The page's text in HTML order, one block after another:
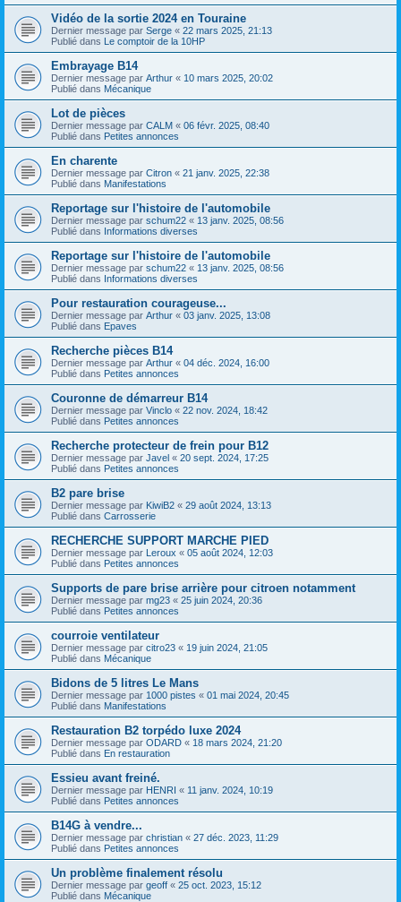
Vidéo de la sortie 2024 en Touraine
Dernier message par Serge « 22 mars 2025, 21:13
Publié dans Le comptoir de la 10HP
Embrayage B14
Dernier message par Arthur « 10 mars 2025, 20:02
Publié dans Mécanique
Lot de pièces
Dernier message par CALM « 06 févr. 2025, 08:40
Publié dans Petites annonces
En charente
Dernier message par Citron « 21 janv. 2025, 22:38
Publié dans Manifestations
Reportage sur l'histoire de l'automobile
Dernier message par schum22 « 13 janv. 2025, 08:56
Publié dans Informations diverses
Reportage sur l'histoire de l'automobile
Dernier message par schum22 « 13 janv. 2025, 08:56
Publié dans Informations diverses
Pour restauration courageuse...
Dernier message par Arthur « 03 janv. 2025, 13:08
Publié dans Epaves
Recherche pièces B14
Dernier message par Arthur « 04 déc. 2024, 16:00
Publié dans Petites annonces
Couronne de démarreur B14
Dernier message par Vinclo « 22 nov. 2024, 18:42
Publié dans Petites annonces
Recherche protecteur de frein pour B12
Dernier message par Javel « 20 sept. 2024, 17:25
Publié dans Petites annonces
B2 pare brise
Dernier message par KiwiB2 « 29 août 2024, 13:13
Publié dans Carrosserie
RECHERCHE SUPPORT MARCHE PIED
Dernier message par Leroux « 05 août 2024, 12:03
Publié dans Petites annonces
Supports de pare brise arrière pour citroen notamment
Dernier message par mg23 « 25 juin 2024, 20:36
Publié dans Petites annonces
courroie ventilateur
Dernier message par citro23 « 19 juin 2024, 21:05
Publié dans Mécanique
Bidons de 5 litres Le Mans
Dernier message par 1000 pistes « 01 mai 2024, 20:45
Publié dans Manifestations
Restauration B2 torpédo luxe 2024
Dernier message par ODARD « 18 mars 2024, 21:20
Publié dans En restauration
Essieu avant freiné.
Dernier message par HENRI « 11 janv. 2024, 10:19
Publié dans Petites annonces
B14G à vendre...
Dernier message par christian « 27 déc. 2023, 11:29
Publié dans Petites annonces
Un problème finalement résolu
Dernier message par geoff « 25 oct. 2023, 15:12
Publié dans Mécanique